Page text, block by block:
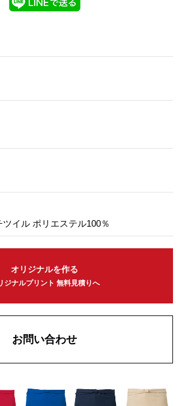
イル ポリエステル100％
オリジナルを作る
ジナルプリント 無料見積りへ
お問い合わせ